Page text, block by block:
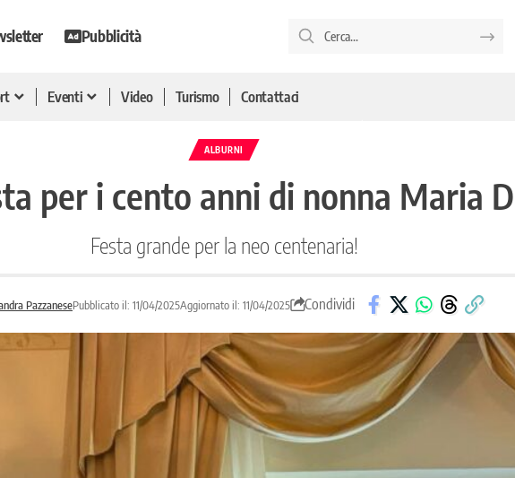
Pubblicità
Eventi Video Turismo Contattaci
ALBURNI
per i cento anni di nonna Maria
Festa grande per la neo centenaria!
PazzanesePubblicato il: 11/04/2025Aggiornato il: 11/04/2025 Condividi